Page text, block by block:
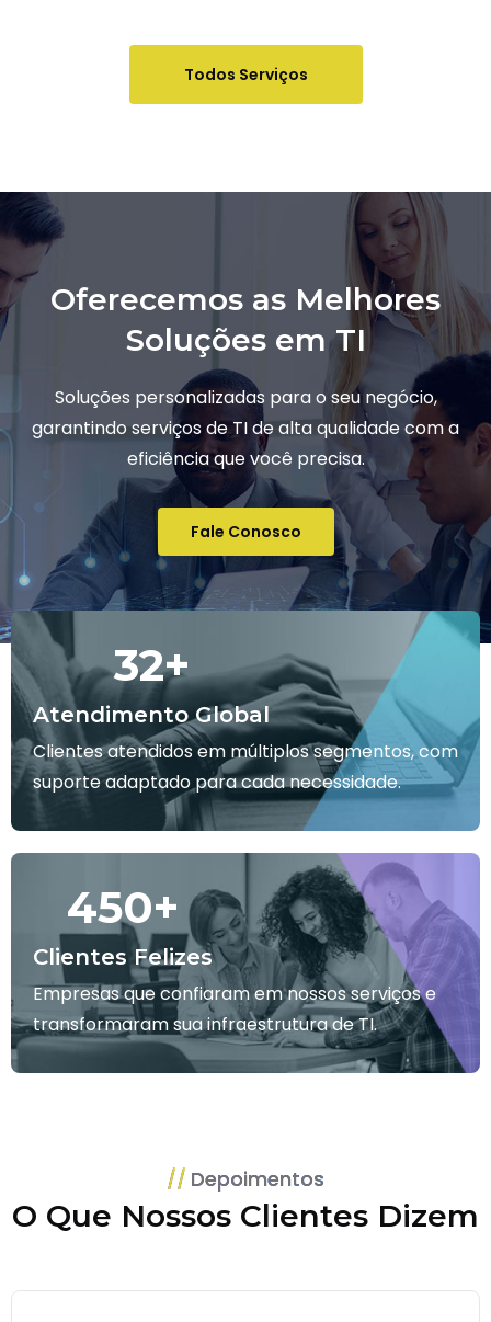
Todos Serviços
Oferecemos as Melhores
Soluções em TI
Soluções personalizadas para o seu negócio,
garantindo serviços de TI de alta qualidade com a
eficiência que você precisa.
Fale Conosco
Atendimento Global
32+
Clientes atendidos em múltiplos segmentos, com
suporte adaptado para cada necessidade.
Clientes Felizes
450+
Empresas que confiaram em nossos serviços e
transformaram sua infraestrutura de TI.
Depoimentos
O Que Nossos Clientes Dizem